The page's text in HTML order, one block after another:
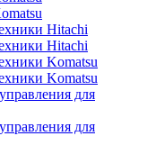
Hitachi
Hitachi
Komatsu
Komatsu
для
для